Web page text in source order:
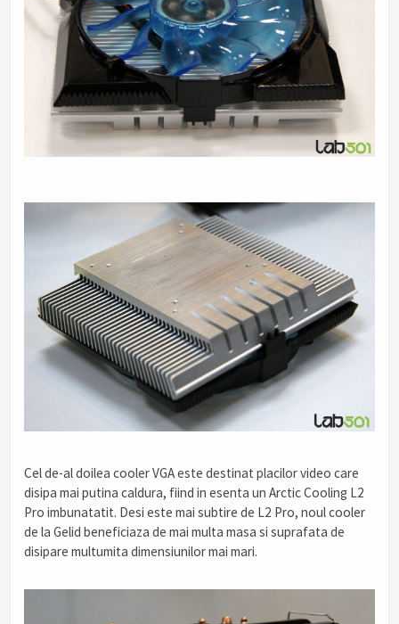
Cel de-al doilea cooler VGA este destinat placilor video care
disipa mai putina caldura, fiind in esenta un Arctic Cooling L2
Pro imbunatatit. Desi este mai subtire de L2 Pro, noul cooler
de la Gelid beneficiaza de mai multa masa si suprafata de
disipare multumita dimensiunilor mai mari.